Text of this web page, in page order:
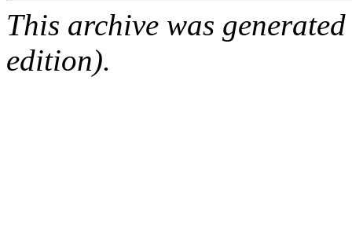
This archive was
edition).